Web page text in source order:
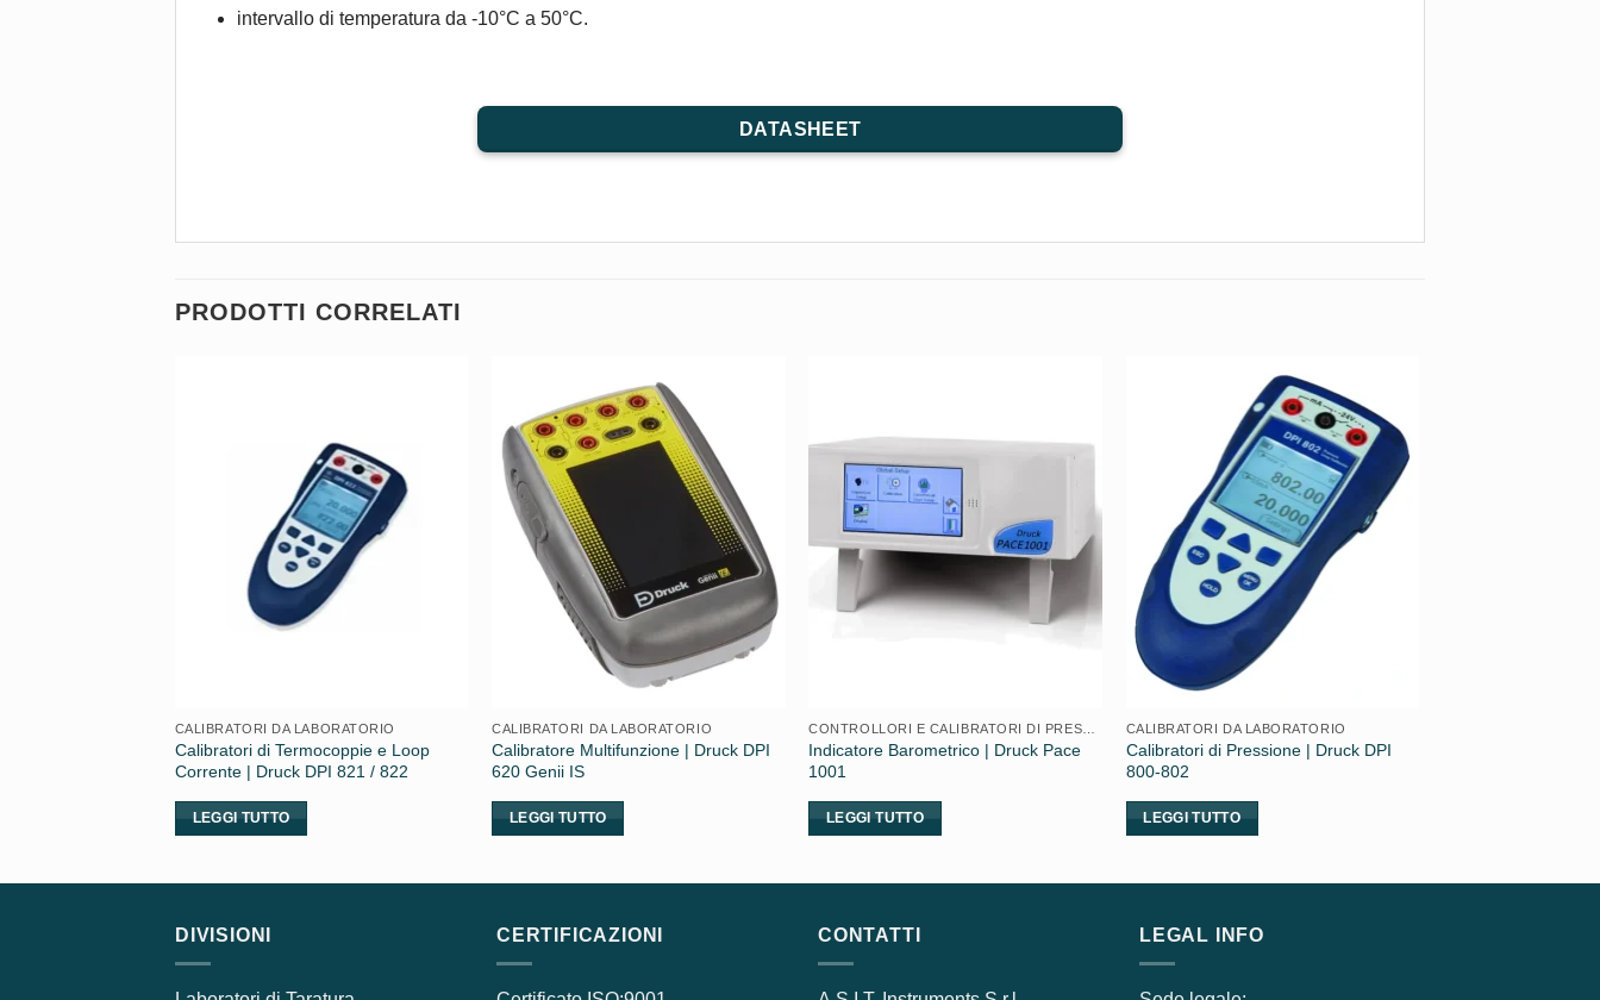
intervallo di temperatura da -10°C a 50°C.
DATASHEET
PRODOTTI CORRELATI
CALIBRATORI DA LABORATORIO
Calibratori di Termocoppie e Loop
Corrente | Druck DPI 821 / 822
LEGGI TUTTO
CALIBRATORI DA LABORATORIO
Calibratore Multifunzione | Druck DPI
620 Genii IS
LEGGI TUTTO
Indicatore Barometrico | Druck Pace
1001
LEGGI TUTTO
CALIBRATORI DA LABORATORIO
Calibratori di Pressione | Druck DPI
800-802
LEGGI TUTTO
DIVISIONI CERTIFICAZIONI CONTATTI LEGAL INFO